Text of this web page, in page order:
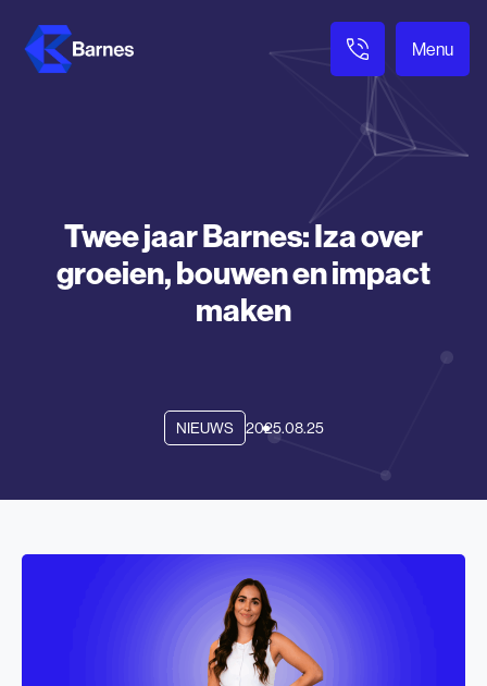
Menu
Twee jaar Barnes: Iza over
groeien, bouwen en impact
maken
NIEUWS 2025.08.25